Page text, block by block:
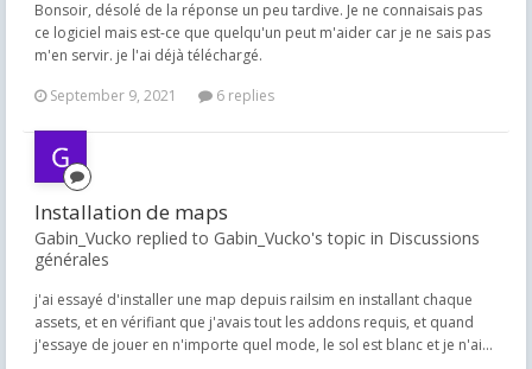
Bonsoir, désolé de la réponse un peu tardive. Je ne connaisais pas
ce logiciel mais est-ce que quelqu'un peut m'aider car je ne sais pas
m'en servir. je l'ai déjà téléchargé.
September 9, 2021
6 replies
Installation de maps
Gabin_Vucko replied to Gabin_Vucko's topic in Discussions
générales
j'ai essayé d'installer une map depuis railsim en installant chaque
assets, et en vérifiant que j'avais tout les addons requis, et quand
j'essaye de jouer en n'importe quel mode, le sol est blanc et je n'ai...